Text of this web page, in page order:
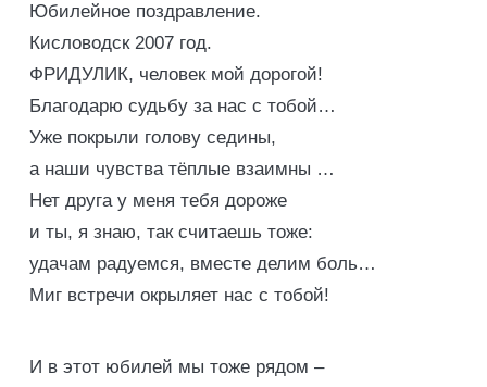
Юбилейное поздравление.
Кисловодск 2007 год.
ФРИДУЛИК, человек мой дорогой!
Благодарю судьбу за нас с тобой…
Уже покрыли голову седины,
а наши чувства тёплые взаимны …
Нет друга у меня тебя дороже
и ты, я знаю, так считаешь тоже:
удачам радуемся, вместе делим боль…
Миг встречи окрыляет нас с тобой!
И в этот юбилей мы тоже рядом –